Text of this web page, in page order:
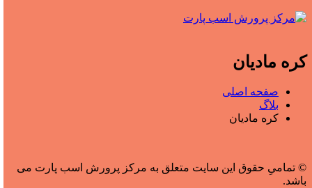
کره مادیان
صفحه اصلی
بلاگ
کره مادیان
© تمامیِ حقوق این سایت متعلق به مرکز پرورش اسب پارت می
باشد.